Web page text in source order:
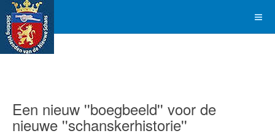
Een nieuw ''boegbeeld'' voor de
nieuwe ''schanskerhistorie''